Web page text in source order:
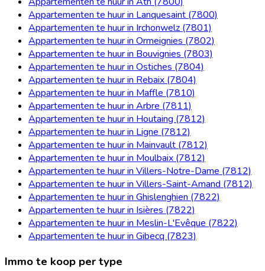
Appartementen te huur in Lanquesaint (7800)
Appartementen te huur in Irchonwelz (7801)
Appartementen te huur in Ormeignies (7802)
Appartementen te huur in Bouvignies (7803)
Appartementen te huur in Ostiches (7804)
Appartementen te huur in Rebaix (7804)
Appartementen te huur in Maffle (7810)
Appartementen te huur in Arbre (7811)
Appartementen te huur in Houtaing (7812)
Appartementen te huur in Ligne (7812)
Appartementen te huur in Mainvault (7812)
Appartementen te huur in Moulbaix (7812)
Appartementen te huur in Villers-Notre-Dame (7812)
Appartementen te huur in Villers-Saint-Amand (7812)
Appartementen te huur in Ghislenghien (7822)
Appartementen te huur in Isières (7822)
Appartementen te huur in Meslin-L'Evêque (7822)
Appartementen te huur in Gibecq (7823)
Immo te koop per type